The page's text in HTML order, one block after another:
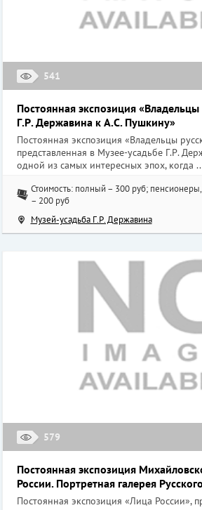
541
Постоянная экспозиция
Г.Р. Державина к А.С. Пушкину»
Постоянная экспозиция «Владельцы
представленная в Музее-усадьбе Г.Р.
одной из самых интересных эпох, когда
Стоимость: полный – 300 руб;
– 200 руб
Музей-усадьба Г.Р. Державина
579
Постоянная экспозиция
России. Портретная галерея
Постоянная экспозиция «Лица России»,